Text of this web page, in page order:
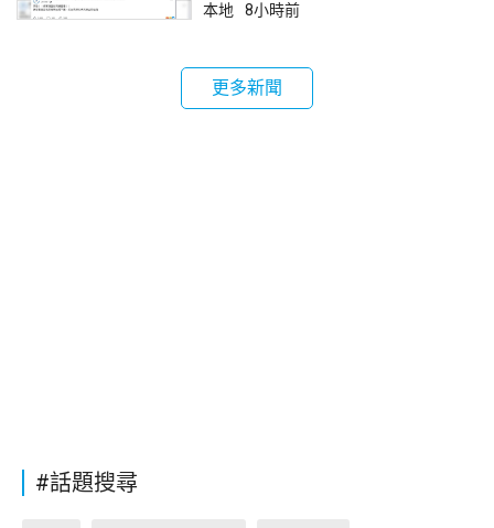
本地 8小時前
更多新聞
#話題搜尋